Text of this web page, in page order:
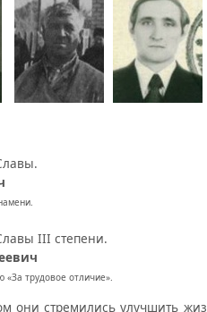
III степени.
трудовое отличие».
они стремились улучшить